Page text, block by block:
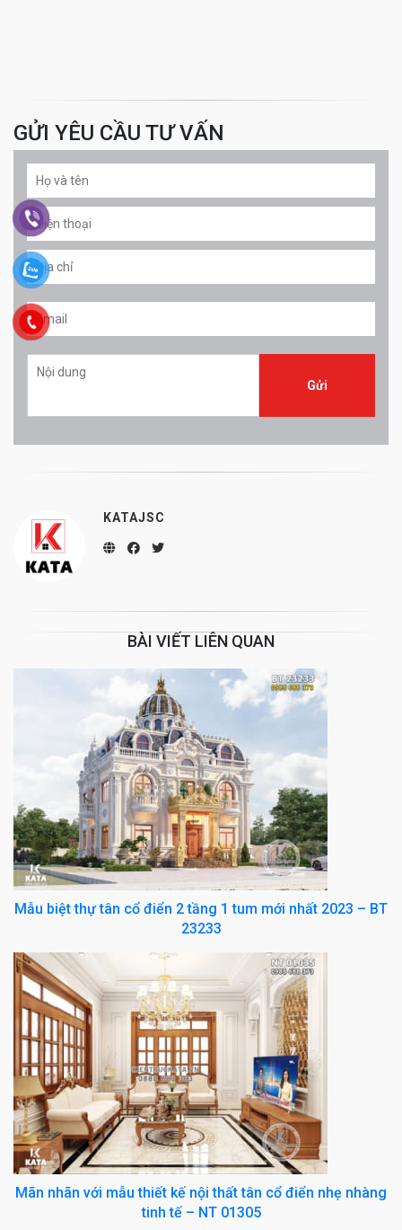
GỬI YÊU CẦU TƯ VẤN
KATAJSC
BÀI VIẾT LIÊN QUAN
Mẫu biệt thự tân cổ điển 2 tầng 1 tum mới nhất 2023 – BT
23233
Mãn nhãn với mẫu thiết kế nội thất tân cổ điển nhẹ nhàng
tinh tế – NT 01305